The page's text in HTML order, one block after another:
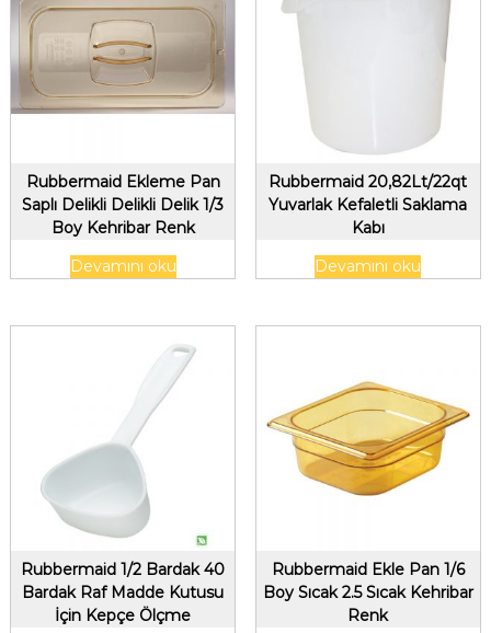
Rubbermaid Ekleme Pan
Saplı Delikli Delikli Delik 1/3
Boy Kehribar Renk
Devamını oku
Rubbermaid 20,82Lt/22qt
Yuvarlak Kefaletli Saklama
Kabı
Devamını oku
Rubbermaid 1/2 Bardak 40
Bardak Raf Madde Kutusu
İçin Kepçe Ölçme
Rubbermaid Ekle Pan 1/6
Boy Sıcak 2.5 Sıcak Kehribar
Renk